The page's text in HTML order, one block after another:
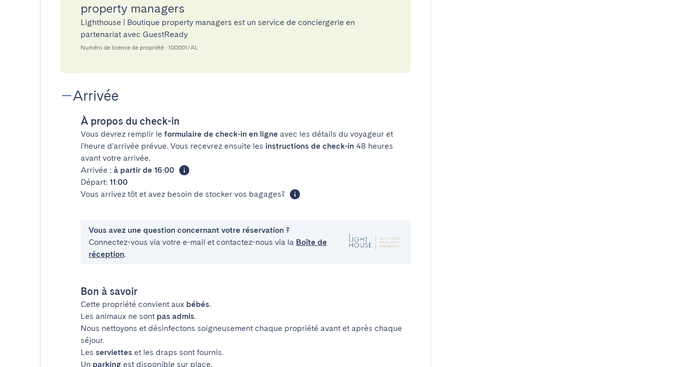
property managers
Lighthouse | Boutique property managers est un service de conciergerie en
partenariat avec GuestReady
Numéro de licence de propriété : 100001/AL
Arrivée
À propos du check-in
Vous devrez remplir le formulaire de check-in en ligne avec les détails du voyageur et
l'heure d'arrivée prévue. Vous recevrez ensuite les instructions de check-in 48 heures
avant votre arrivée.
Arrivée : à partir de 16:00
Départ: 11:00
Vous arrivez tôt et avez besoin de stocker vos bagages?
Vous avez une question concernant votre réservation ?
Connectez-vous via votre e-mail et contactez-nous via la Boîte de
réception.
Bon à savoir
Cette propriété convient aux bébés.
Les animaux ne sont pas admis.
Nous nettoyons et désinfectons soigneusement chaque propriété avant et après chaque
séjour.
Les serviettes et les draps sont fournis.
Un parking est disponible sur place.